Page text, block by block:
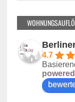
r
.
4.7